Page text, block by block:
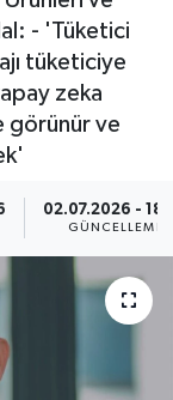
- 'Tüketici
tüketiciye
zeka
görünür ve
02.07.2026 -
GÜNCELLEME